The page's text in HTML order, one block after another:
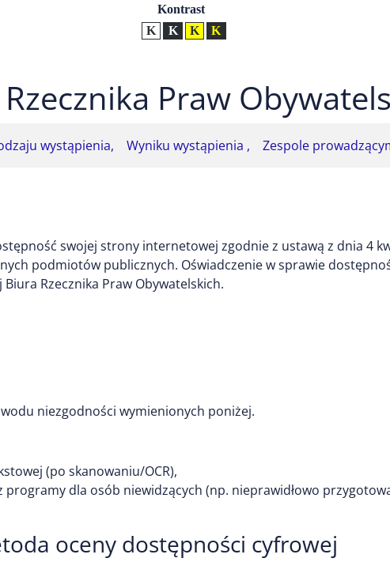
UstawieniaKontrast
Kontrast normalny
Kontrast biały tekst na czarnym
Kontrast czarny tekst na żółtym
Praw
wystąpienia, Wyniku wystąpienia , Zespole
swojej strony internetowej zgodnie z ustawą z dnia 4
podmiotów publicznych. Oświadczenie w sprawie
Rzecznika Praw Obywatelskich.
niezgodności wymienionych poniżej.
(po skanowaniu/OCR),
dla osób niewidzących (np. nieprawidłowo
oceny dostępności cyfrowej